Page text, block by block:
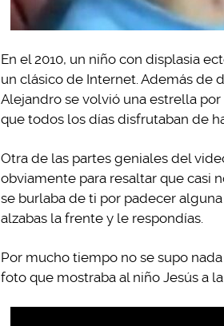
En el 2010, un niño con displasia
un clásico de Internet. Además de
Alejandro se volvió una estrella
que todos los días disfrutaban de
Otra de las partes geniales del
obviamente para resaltar que casi
se burlaba de ti por padecer
alzabas la frente y le respondías.
Por mucho tiempo no se supo
foto que mostraba al niño Jesús a